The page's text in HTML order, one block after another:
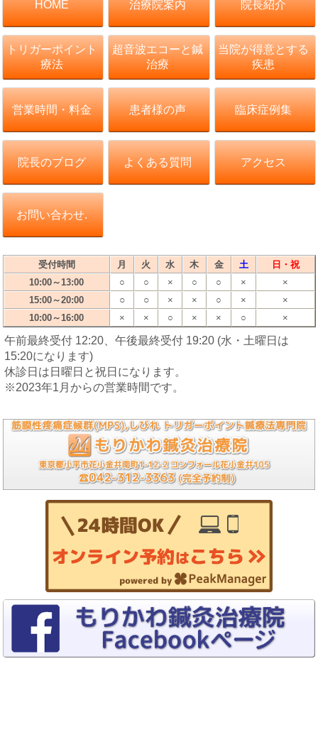
HOME 治療院案内 院長紹介
トリガーポイント
療法
超音波エコーと鍼
治療
当院が得意とする
疾患
営業時間・料金 患者様の声 臨床症例集
院長のブログ よくある質問 アクセス
お問い合わせ.
受付時間 月 火 水 木 金 土
日・祝
10:00～13:00
○ ○ × ○ ○ ×
×
15:00～20:00
○ ○ × × ○ ×
×
10:00～16:00
× × ○ × × ○ ×
午前最終受付 12:20、午後最終受付 19:20 (水・土曜日は
15:20になります)
休診日は日曜日と祝日になります。
※2023年1月からの営業時間です。